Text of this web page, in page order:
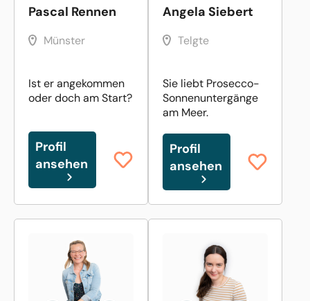
Pascal Rennen
Münster
Ist er angekommen
oder doch am Start?
Profil
ansehen
Angela Siebert
Telgte
Sie liebt Prosecco-
Sonnenuntergänge
am Meer.
Profil
ansehen